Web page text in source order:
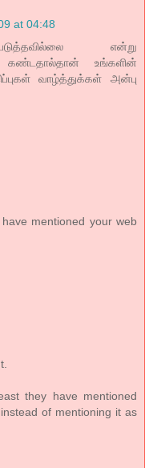
at 04:48
என்று
கண்டதால்தான் உங்களின்
வாழ்த்துக்கள் அன்பு
mentioned your web
they have mentioned
of mentioning it as